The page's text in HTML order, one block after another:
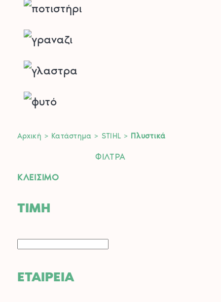
Αρχική > Κατάστημα > STIHL > Πλυστικά
ΦΙΛΤΡΑ
ΚΛΕΙΣΙΜΟ
ΤΙΜΗ
ΕΤΑΙΡΕΙΑ